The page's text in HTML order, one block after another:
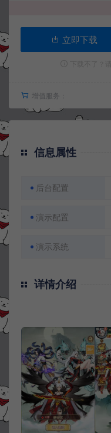
立即下载
增值服务：
信息属性
后台配置
演示配置
演示系统
详情介绍